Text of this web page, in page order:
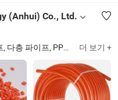
(Anhui) Co., Ltd.
팅, 황동 피팅, 펄트 파이프, 펙스 황동 피팅, 피팅, 플라스틱 파이프 더 보기 +